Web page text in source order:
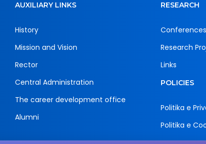
AUXILIARY LINKS
History
Mission and Vision
Rector
Central Administration
The career development office
Alumni
RESEARCH
Conferences
Research
Links
POLICIES
Politika e
Politika e